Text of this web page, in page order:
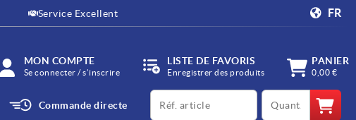
Service Excellent FR
MON COMPTE
Se connecter / s’inscrire
LISTE DE FAVORIS
Enregistrer des produits
PANIER
0,00 €
Commande directe
productCode qty